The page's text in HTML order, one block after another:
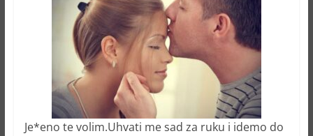
Je*eno te volim.Uhvati me sad za ruku i idemo do